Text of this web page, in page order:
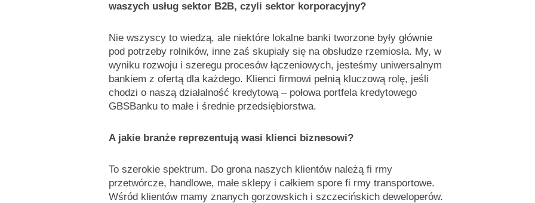
waszych usług sektor B2B, czyli sektor korporacyjny?
Nie wszyscy to wiedzą, ale niektóre lokalne banki tworzone były głównie
pod potrzeby rolników, inne zaś skupiały się na obsłudze rzemiosła. My, w
wyniku rozwoju i szeregu procesów łączeniowych, jesteśmy uniwersalnym
bankiem z ofertą dla każdego. Klienci firmowi pełnią kluczową rolę, jeśli
chodzi o naszą działalność kredytową – połowa portfela kredytowego
GBSBanku to małe i średnie przedsiębiorstwa.
A jakie branże reprezentują wasi klienci biznesowi?
To szerokie spektrum. Do grona naszych klientów należą fi rmy
przetwórcze, handlowe, małe sklepy i całkiem spore fi rmy transportowe.
Wśród klientów mamy znanych gorzowskich i szczecińskich deweloperów.